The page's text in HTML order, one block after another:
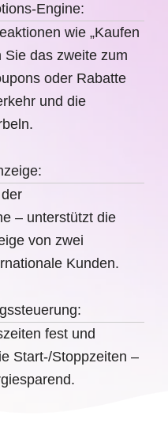
Engine:
wie „Kaufen
Sie das zweite zum
oder Rabatte
und die
– unterstützt die
von zwei
Kunden.
fest und
Start-/Stoppzeiten –